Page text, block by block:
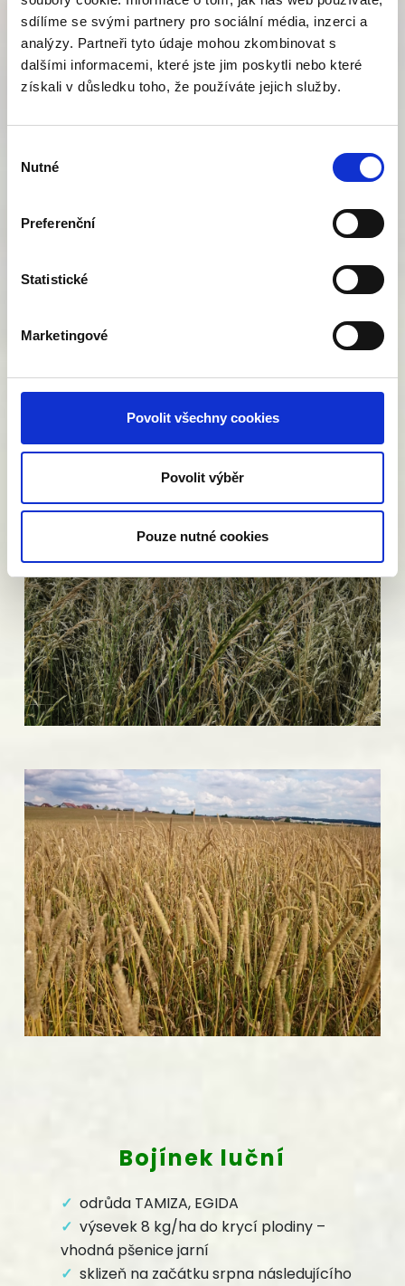
sdílíme se svými partnery pro sociální média, inzerci a
analýzy. Partneři tyto údaje mohou zkombinovat s
dalšími informacemi, které jste jim poskytli nebo které
získali v důsledku toho, že používáte jejich služby.
souhlasu
Nutné
Preferenční
Statistické
Marketingové
Povolit všechny cookies
Povolit výběr
Pouze nutné cookies
do začátku září jako čistosev
sklizeň koncem července následujícího
roku
po sklizni nutné dosoušet studeným
výsevek 15 kg/ha na jaře do krycí plodiny
sklizeň v polovině července následujícího
roku
vzduchem
Bojínek luční
odrůda TAMIZA, EGIDA
výsevek 8 kg/ha do krycí plodiny –
vhodná pšenice jarní
sklizeň na začátku srpna následujícího